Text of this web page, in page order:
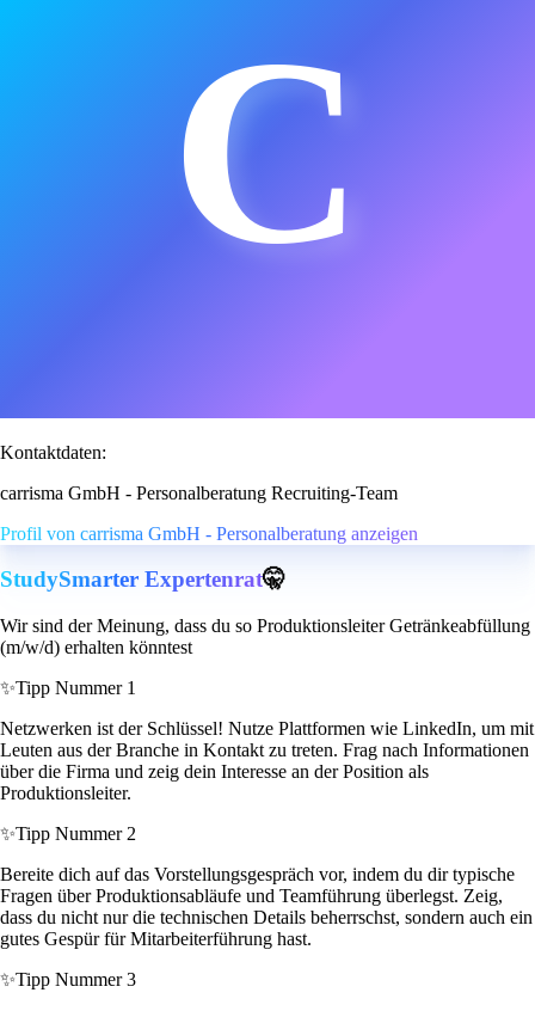
C
Kontaktdaten:
carrisma GmbH - Personalberatung Recruiting-Team
Profil von carrisma GmbH - Personalberatung anzeigen
StudySmarter Expertenrat🤫
Wir sind der Meinung, dass du so Produktionsleiter Getränkeabfüllung
(m/w/d) erhalten könntest
✨Tipp Nummer 1
Netzwerken ist der Schlüssel! Nutze Plattformen wie LinkedIn, um mit
Leuten aus der Branche in Kontakt zu treten. Frag nach Informationen
über die Firma und zeig dein Interesse an der Position als
Produktionsleiter.
✨Tipp Nummer 2
Bereite dich auf das Vorstellungsgespräch vor, indem du dir typische
Fragen über Produktionsabläufe und Teamführung überlegst. Zeig,
dass du nicht nur die technischen Details beherrschst, sondern auch ein
gutes Gespür für Mitarbeiterführung hast.
✨Tipp Nummer 3